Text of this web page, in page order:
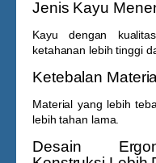
Jenis Kayu
Kayu dengan
ketahanan lebih tinggi
Ketebalan
Material yang lebih
lebih tahan lama.
Desain